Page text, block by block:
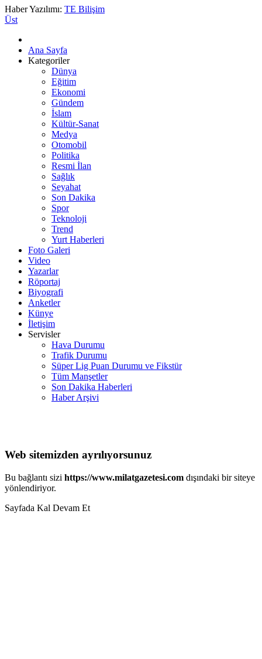
Haber Yazılımı: TE Bilişim
Üst
Ana Sayfa
Kategoriler
Dünya
Eğitim
Ekonomi
Gündem
İslam
Kültür-Sanat
Medya
Otomobil
Politika
Resmi İlan
Sağlık
Seyahat
Son Dakika
Spor
Teknoloji
Trend
Yurt Haberleri
Foto Galeri
Video
Yazarlar
Röportaj
Biyografi
Anketler
Künye
İletişim
Servisler
Hava Durumu
Trafik Durumu
Süper Lig Puan Durumu ve Fikstür
Tüm Manşetler
Son Dakika Haberleri
Haber Arşivi
Web sitemizden ayrılıyorsunuz
Bu bağlantı sizi https://www.milatgazetesi.com dışındaki bir siteye
yönlendiriyor.
Sayfada Kal Devam Et